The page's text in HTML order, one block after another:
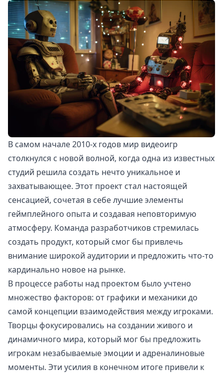
В самом начале 2010-х годов мир видеоигр
столкнулся с новой волной, когда одна из известных
студий решила создать нечто уникальное и
захватывающее. Этот проект стал настоящей
сенсацией, сочетая в себе лучшие элементы
геймплейного опыта и создавая неповторимую
атмосферу. Команда разработчиков стремилась
создать продукт, который смог бы привлечь
внимание широкой аудитории и предложить что-то
кардинально новое на рынке.
В процессе работы над проектом было учтено
множество факторов: от графики и механики до
самой концепции взаимодействия между игроками.
Творцы фокусировались на создании живого и
динамичного мира, который мог бы предложить
игрокам незабываемые эмоции и адреналиновые
моменты. Эти усилия в конечном итоге привели к